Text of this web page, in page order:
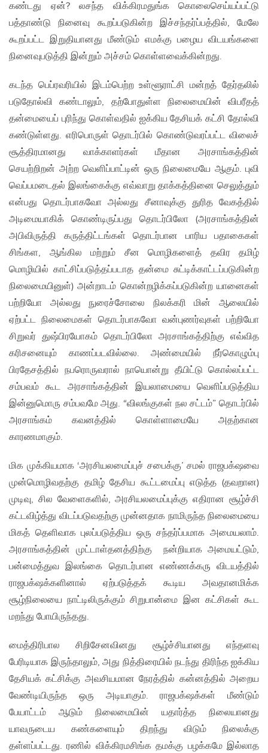
கண்டது ஏன்? லசந்த விக்கிரமதுங்க கொலைசெய்யப்பட்டு
பத்தாண்டு நினைவு கூறப்படுகின்ற இச்சந்தர்ப்பத்தில், மேலே
கூறப்பட்ட இறுதியானது மீண்டும் எமக்கு பழைய விடயங்களை
நினைவுபடுத்தி இன்றும் அச்சம் கொள்ளவைக்கின்றது.
கடந்த பெப்ரவரியில் இடம்பெற்ற உள்ளூராட்சி மன்றத் தேர்தலில்
படுதோல்வி கண்டாலும், தற்போதுள்ள நிலைமையின் விபரீதத்
தன்மையைப் புரிந்து கொள்வதில் ஐக்கிய தேசியக் கட்சி தோல்வி
கண்டுள்ளது. எரிபொருள் தொடர்பில் கொண்டுவரப்பட்ட விலைச்
சூத்திரமானது வாக்காளர்கள் மீதான அரசாங்கத்தின்
செயற்றிறன் அற்ற வெளிப்பாட்டின் ஒரு நிலைமையே ஆகும். புவி
வெப்பமடைதல் இலங்கைக்கு எவ்வாறு தாக்கத்தினை செலுத்தும்
என்பது தொடர்பாகவோ அல்லது சீனாவுக்கு துரித வேகத்தில்
அடிமையாகிக் கொண்டிருப்பது தொடர்பிலோ (அரசாங்கத்தின்
அபிவிருத்தி கருத்திட்டங்கள் தொடர்பான பாரிய பதாகைகள்
சிங்கள, ஆங்கில மற்றும் சீன மொழிகளைத் தவிர தமிழ்
மொழியில் காட்சிப்படுத்தப்படாத தன்மை சுட்டிக்காட்டப்படுகின்ற
நிலைமையினுள்) அன்றாடம் கொன்றழிக்கப்படுகின்ற யானைகள்
பற்றியோ அல்லது நுரைச்சோலை நிலக்கரி மின் ஆலையில்
ஏற்பட்ட நிலைமைகள் தொடர்பாகவோ வன்புணர்வுகள் பற்றியோ
சிறுவர் துஷ்பிரயோகம் தொடர்பிலோ அரசாங்கத்திற்கு எவ்வித
கரிசனையும் காணப்படவில்லை. அண்மையில் நீர்கொழும்பு
பிரதேசத்தில் நபரொருவரால் நாயொன்று தீயிட்டு கொல்லப்பட்ட
சம்பவம் கூட அரசாங்கத்தின் இயலாமையை வெளிப்படுத்திய
இன்னுமொரு சம்பவமே அது. “விலங்குகள் நல சட்டம்” தொடர்பில்
அரசாங்கம் கவனத்தில் கொள்ளாமையே அதற்கான
காரணமாகும்.
மிக முக்கியமாக ‘அரசியலமைப்புச் சபைக்கு’ சமல் ராஜபக்‌ஷவை
முன்மொழிவதற்கு தமிழ் தேசிய கூட்டமைப்பு எடுத்த (தவறான)
முடிவு, சில வேளைகளில், அரசியலமைப்புக்கு எதிரான சூழ்ச்சி
கட்டவிழ்த்து விடப்படுவதற்கு முன்னதாக நாமிருந்த நிலைமையை
மிகத் தெளிவாக புலப்படுத்திய ஒரு சந்தர்ப்பமாக அமையலாம்.
அரசாங்கத்தின் முட்டாள்தனத்திற்கு நன்றியாக அமையட்டும்,
பன்மைத்துவ இலங்கை தொடர்பான எண்ணக்கரு விடயத்தில்
ராஜபக்‌ஷக்களினால் ஏற்படுத்தக் கூடிய அவதானமிக்க
சூழ்நிலையை நாட்டிலிருக்கும் சிறுபான்மை இன கட்சிகள் கூட
மறந்து போயிருந்தது.
மைத்திரிபால சிறிசேனவினது சூழ்ச்சியானது எந்தளவு
பேரிடியாக இருந்தாலும், அது நித்திரையில் நடந்து திரிந்த ஐக்கிய
தேசியக் கட்சிக்கு அவசியமான நேரத்தில் கன்னத்தில் அறைய
வேண்டியிருந்த ஒரு அடியாகும். ராஜபக்‌ஷக்கள் மீண்டும்
பேயாட்டம் ஆடும் நிலைமையின் யதார்த்த நிலையானது
யாவருடைய கண்களையும் திறந்து விடும் நிலைக்கு
தள்ளப்பட்டது. ரணில் விக்கிரமசிங்க தமக்கு பழக்கமே இல்லாத